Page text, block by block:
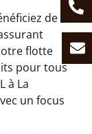
de
flotte
pour tous
à La
un focus